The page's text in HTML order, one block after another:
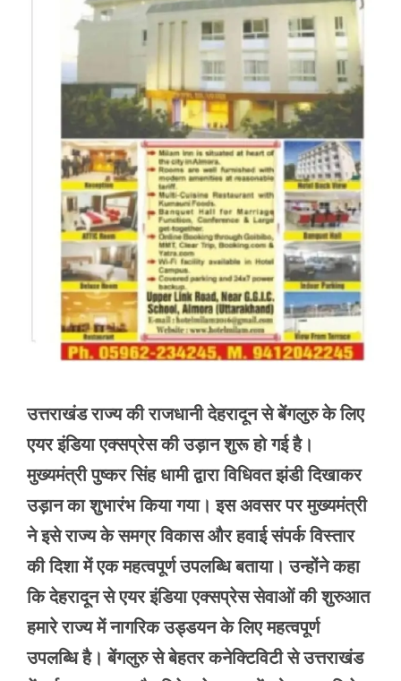
उत्तराखंड राज्य की राजधानी देहरादून से बेंगलुरु के लिए
एयर इंडिया एक्सप्रेस की उड़ान शुरू हो गई है।
मुख्यमंत्री पुष्कर सिंह धामी द्वारा विधिवत झंडी दिखाकर
उड़ान का शुभारंभ किया गया। इस अवसर पर मुख्यमंत्री
ने इसे राज्य के समग्र विकास और हवाई संपर्क विस्तार
की दिशा में एक महत्वपूर्ण उपलब्धि बताया। उन्होंने कहा
कि देहरादून से एयर इंडिया एक्सप्रेस सेवाओं की शुरुआत
हमारे राज्य में नागरिक उड्डयन के लिए महत्वपूर्ण
उपलब्धि है। बेंगलुरु से बेहतर कनेक्टिविटी से उत्तराखंड